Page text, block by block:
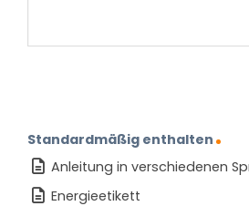
Standardmäßig enthalten
Anleitung in verschiedenen
Energieetikett